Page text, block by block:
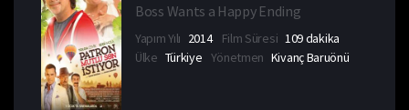
Boss Wants a Happy Ending
Yapım Yılı 2014 Film Süresi 109 dakika
Ülke Türkiye Yönetmen Kivanç Baruönü